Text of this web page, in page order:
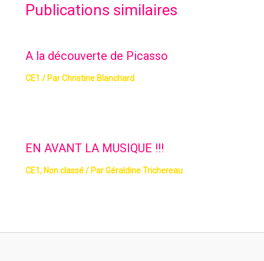
Publications similaires
A la découverte de Picasso
CE1 / ParChristine Blanchard
EN AVANT LA MUSIQUE !!!
CE1 , Non classé/ ParGéraldine Trichereau